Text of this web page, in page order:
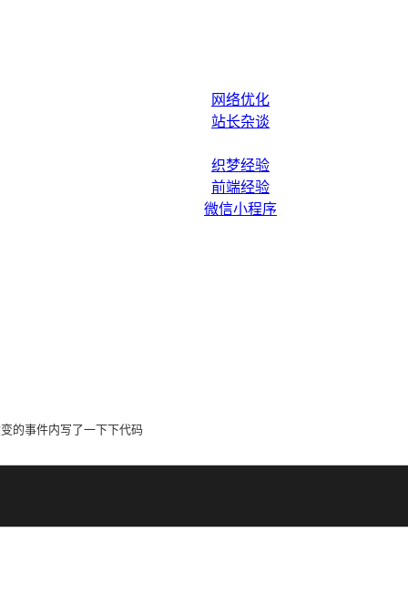
网络优化
站长杂谈
织梦经验
前端经验
微信小程序
的事件内写了一下下代码